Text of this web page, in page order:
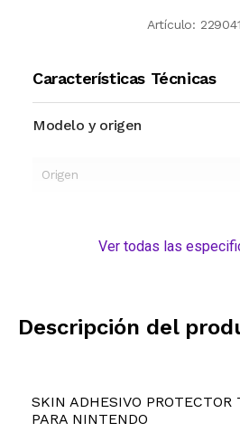
Artículo:
Características Técnicas
Modelo y origen
Origen
Ver todas las
Descripción del
SKIN ADHESIVO PROTECTOR
PARA NINTENDO